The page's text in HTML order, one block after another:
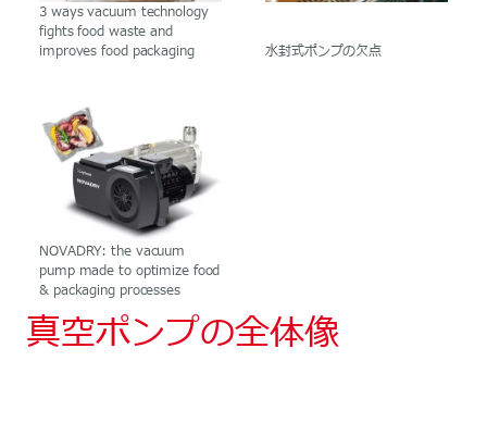
3 ways vacuum technology
fights food waste and
improves food packaging
水封式ポンプの欠点
NOVADRY: the vacuum
pump made to optimize food
& packaging processes
真空ポンプの全体像